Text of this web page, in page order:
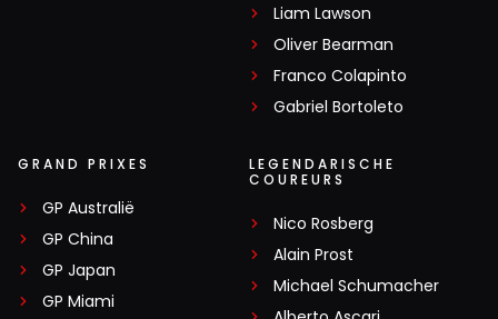
Liam Lawson
Oliver Bearman
Franco Colapinto
Gabriel Bortoleto
GRAND PRIXES
GP Australië
GP China
GP Japan
GP Miami
LEGENDARISCHE
COUREURS
Nico Rosberg
Alain Prost
Michael Schumacher